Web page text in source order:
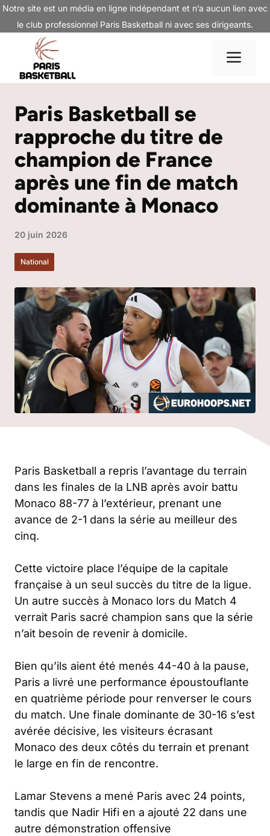
Aller
contenu
Notre site est un média en ligne indépendant et n’a aucun lien avec
le club professionnel Paris Basketball ni avec ses dirigeants.
Paris Basketball se
rapproche du titre de
champion de France
après une fin de match
dominante à Monaco
20 juin 2026
National
Paris Basketball a repris l’avantage du terrain
dans les finales de la LNB après avoir battu
Monaco 88-77 à l’extérieur, prenant une
avance de 2-1 dans la série au meilleur des
cinq.
Cette victoire place l’équipe de la capitale
française à un seul succès du titre de la ligue.
Un autre succès à Monaco lors du Match 4
verrait Paris sacré champion sans que la série
n’ait besoin de revenir à domicile.
Bien qu’ils aient été menés 44-40 à la pause,
Paris a livré une performance époustouflante
en quatrième période pour renverser le cours
du match. Une finale dominante de 30-16 s’est
avérée décisive, les visiteurs écrasant
Monaco des deux côtés du terrain et prenant
le large en fin de rencontre.
Lamar Stevens a mené Paris avec 24 points,
tandis que Nadir Hifi en a ajouté 22 dans une
autre démonstration offensive